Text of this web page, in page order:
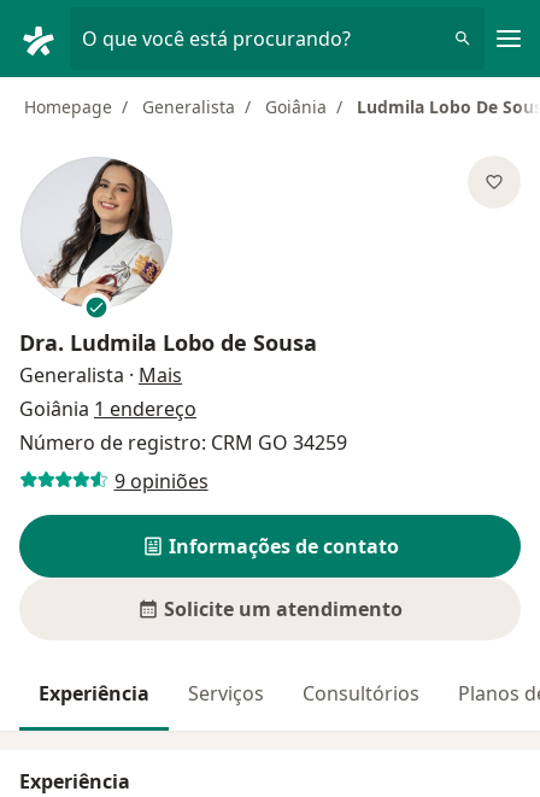
O que você está procurando?
Homepage Generalista Goiânia Ludmila Lobo De
Dra. Ludmila Lobo de Sousa
Generalista · Mais
Goiânia 1 endereço
Número de registro: CRM GO 34259
9 opiniões
Informações de contato
Solicite um atendimento
Experiência Serviços Consultórios Planos
Experiência